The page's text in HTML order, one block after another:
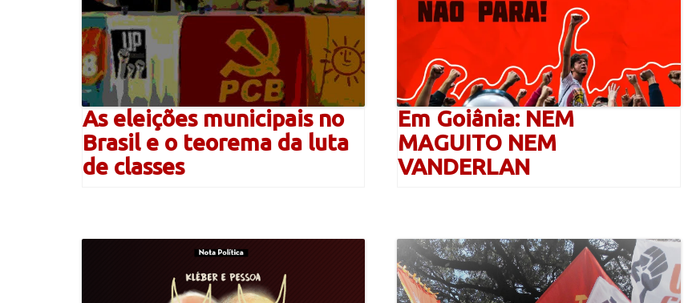
As eleições municipais no
Brasil e o teorema da luta
de classes
Em Goiânia: NEM
MAGUITO NEM
VANDERLAN